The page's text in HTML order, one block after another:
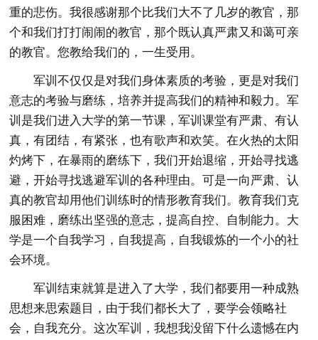
重的悲伤。我很感谢那个比我们大不了几岁的教官，那
个和我们打打闹闹的教官，那个既认真严肃又和蔼可亲
的教官。您教给我们的，一生受用。
军训不仅仅是对我们身体素质的考验，更是对我们
意志的考验与磨练，培养并提高我们的精神和毅力。军
训是我们进入大学的第一节课，军训课堂有严肃、有认
真，有团结，有紧张，也有歌声和欢笑。在火热的太阳
灼烤下，在暴雨的磨练下，我们开始退缩，开始寻找逃
避，开始寻找逃避军训的各种理由。可是一向严肃、认
真的教官却用他们训练时的情形教育我们。教育我们克
服困难，磨练出坚强的意志，提高自控、自制能力。大
学是一个自我学习，自我提高，自我锻炼的一个小的社
会环境。
军训结束就算是进入了大学，我们都要用一种成熟
思想来思索题目，由于我们都长大了，要学会领略社
会，自我充分。这次军训，我想我没留下什么遗憾在内